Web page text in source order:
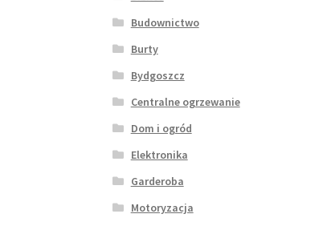
Budownictwo
Burty
Bydgoszcz
Centralne ogrzewanie
Dom i ogród
Elektronika
Garderoba
Motoryzacja